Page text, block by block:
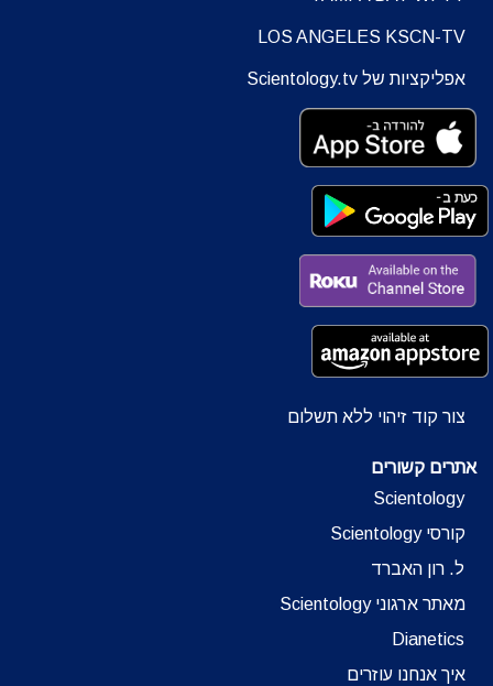
LOS ANGELES KSCN-TV
אפליקציות של Scientology.tv
צור קוד זיהוי ללא תשלום
אתרים קשורים
Scientology
קורסי Scientology
ל. רון האברד
מאתר ארגוני Scientology
Dianetics
איך אנחנו עוזרים